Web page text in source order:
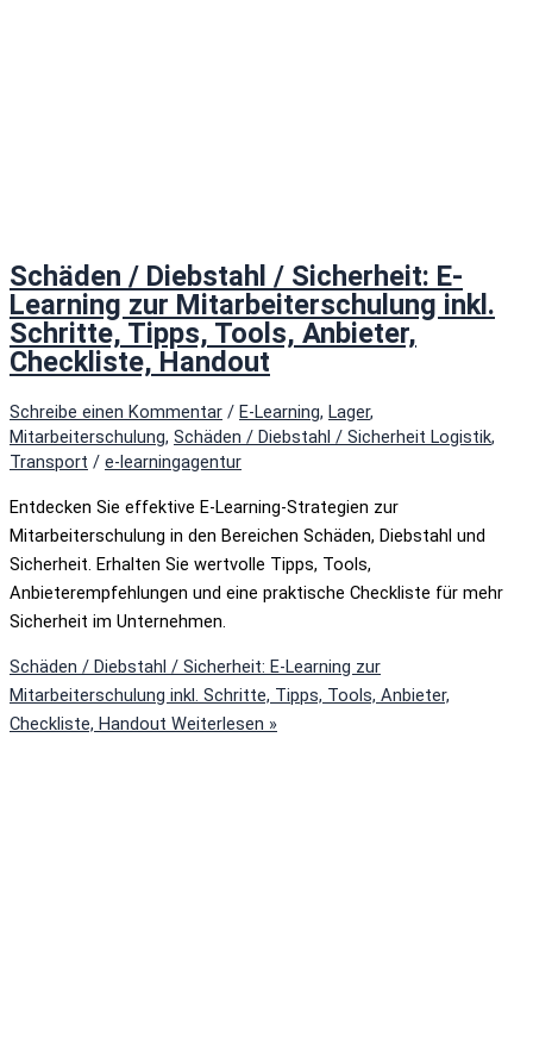
Schäden / Diebstahl / Sicherheit: E-
Learning zur Mitarbeiterschulung inkl.
Schritte, Tipps, Tools, Anbieter,
Checkliste, Handout
Schreibe einen Kommentar / E-Learning, Lager,
Mitarbeiterschulung, Schäden / Diebstahl / Sicherheit Logistik,
Transport / e-learningagentur
Entdecken Sie effektive E-Learning-Strategien zur
Mitarbeiterschulung in den Bereichen Schäden, Diebstahl und
Sicherheit. Erhalten Sie wertvolle Tipps, Tools,
Anbieterempfehlungen und eine praktische Checkliste für mehr
Sicherheit im Unternehmen.
Schäden / Diebstahl / Sicherheit: E-Learning zur
Mitarbeiterschulung inkl. Schritte, Tipps, Tools, Anbieter,
Checkliste, Handout Weiterlesen »